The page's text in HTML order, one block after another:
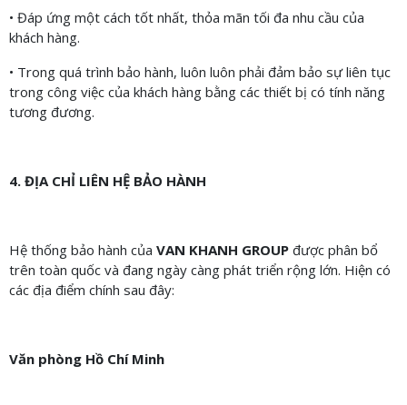
• Đáp ứng một cách tốt nhất, thỏa mãn tối đa nhu cầu của
khách hàng.
• Trong quá trình bảo hành, luôn luôn phải đảm bảo sự liên tục
trong công việc của khách hàng bằng các thiết bị có tính năng
tương đương.
4. ĐỊA CHỈ LIÊN HỆ BẢO HÀNH
Hệ thống bảo hành của VAN KHANH GROUP được phân bổ
trên toàn quốc và đang ngày càng phát triển rộng lớn. Hiện có
các địa điểm chính sau đây:
Văn phòng Hồ Chí Minh